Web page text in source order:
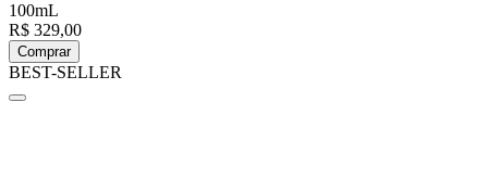
100mL
R$ 329,00
Comprar
BEST-SELLER